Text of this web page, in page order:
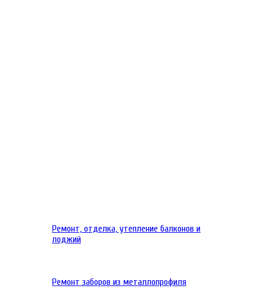
Ремонт, отделка, утепление балконов и
лоджий
Ремонт заборов из металлопрофиля